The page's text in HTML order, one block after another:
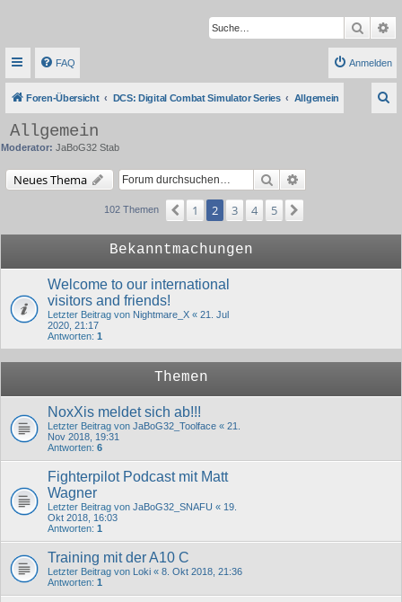
Suche
FAQ Anmelden
Foren-Übersicht DCS: Digital Combat Simulator Series Allgemein
Allgemein
Moderator: JaBoG32 Stab
Neues Thema Suche
102 Themen Vorherige
1 2 3 4 5
Bekanntmachungen
Welcome to our international
visitors and friends!
Letzter Beitrag von Nightmare_X « 21. Jul
2020, 21:17
Antworten: 1
Themen
NoxXis meldet sich ab!!!
Letzter Beitrag von JaBoG32_Toolface « 21.
Nov 2018, 19:31
Antworten: 6
Fighterpilot Podcast mit Matt
Wagner
Letzter Beitrag von JaBoG32_SNAFU « 19.
Okt 2018, 16:03
Antworten: 1
Training mit der A10 C
Letzter Beitrag von Loki « 8. Okt 2018, 21:36
Antworten: 1